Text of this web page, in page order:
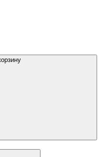
Добавить в корзину